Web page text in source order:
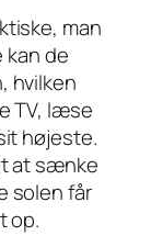
man
kan de
hvilken
TV, læse
højeste.
at sænke
solen får
op.